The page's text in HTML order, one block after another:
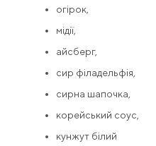
огірок,
мідії,
айсберг,
сир філадельфія,
сирна шапочка,
корейський соус,
кунжут білий